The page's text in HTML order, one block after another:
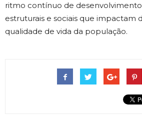
ritmo contínuo de
estruturais e sociais que impactam
qualidade de vida da população.